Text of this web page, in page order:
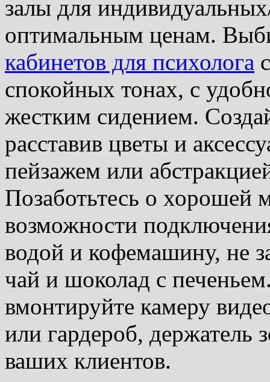
залы для
оптимальным ценам.
кабинетов для психолога
спокойных тонах, с
жестким сидением.
расставив цветы и
пейзажем или
Позаботьтесь о хорошей
возможности
водой и кофемашину, не
чай и шоколад с
вмонтируйте камеру
или гардероб, держатель
ваших клиентов.